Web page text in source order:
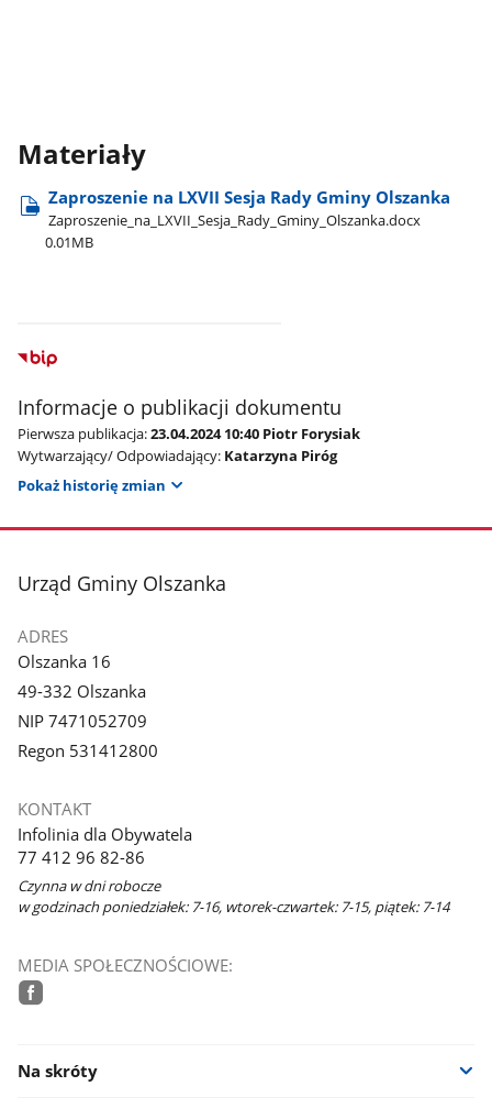
Materiały
Zaproszenie na LXVII Sesja Rady Gminy Olszanka
Zaproszenie​_na​_LXVII​_Sesja​_Rady​_Gminy​_Olszanka.docx
0.01MB
Informacje o publikacji dokumentu
Pierwsza publikacja:23.04.2024 10:40 Piotr Forysiak
Wytwarzający/ Odpowiadający: Katarzyna Piróg
Pokaż historię zmian
stopka
Urząd Gminy Olszanka
ADRES
Olszanka 16
49-332 Olszanka
NIP 7471052709
Regon 531412800
KONTAKT
Infolinia dla Obywatela
77 412 96 82-86
Czynna w dni robocze
w godzinach poniedziałek: 7-16, wtorek-czwartek: 7-15, piątek: 7-14
MEDIA SPOŁECZNOŚCIOWE:
Na skróty